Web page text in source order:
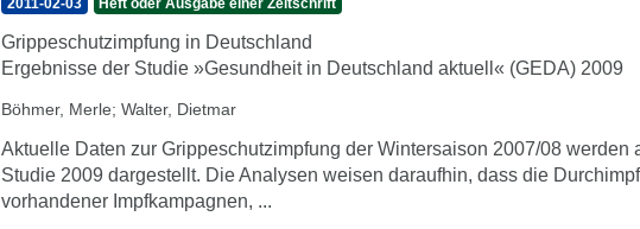
2011-02-03 Heft oder Ausgabe einer Zeitschrift
Grippeschutzimpfung in Deutschland
Ergebnisse der Studie »Gesundheit in Deutschland aktuell« (GEDA) 2009
Böhmer, Merle; Walter, Dietmar
Aktuelle Daten zur Grippeschutzimpfung der Wintersaison 2007/08 werden
Studie 2009 dargestellt. Die Analysen weisen daraufhin, dass die
vorhandener Impfkampagnen, ...